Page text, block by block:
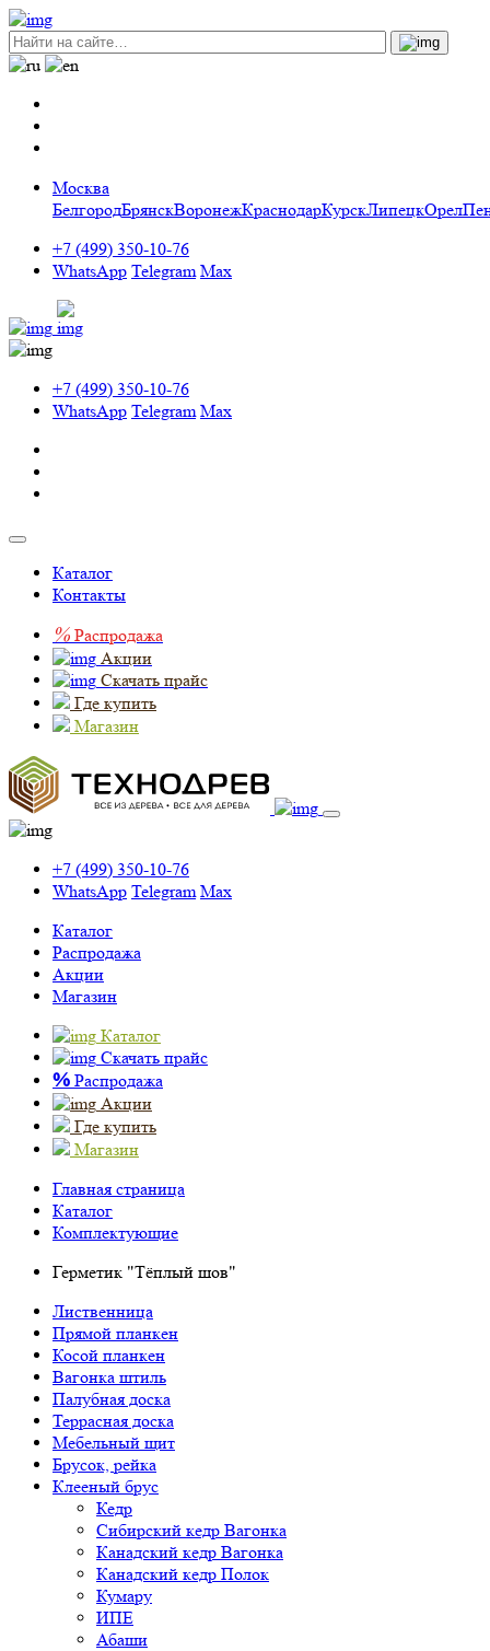
Москва
БелгородБрянскВоронежКраснодарКурскЛипецкОрел
+7 (499) 350-10-76
WhatsApp Telegram Max
+7 (499) 350-10-76
WhatsApp Telegram Max
Каталог
Контакты
% Распродажа
Акции
Скачать прайс
Где купить
Магазин
+7 (499) 350-10-76
WhatsApp Telegram Max
Каталог
Распродажа
Акции
Магазин
Каталог
Скачать прайс
% Распродажа
Акции
Где купить
Магазин
Главная страница
Каталог
Комплектующие
Герметик "Тёплый шов"
Лиственница
Прямой планкен
Косой планкен
Вагонка штиль
Палубная доска
Террасная доска
Мебельный щит
Брусок, рейка
Клееный брус
Кедр
Сибирский кедр Вагонка
Канадский кедр Вагонка
Канадский кедр Полок
Кумару
ИПЕ
Абаши